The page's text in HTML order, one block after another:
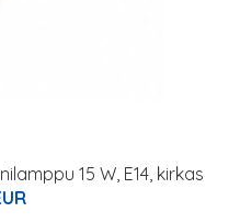
15 W, E14, kirkas